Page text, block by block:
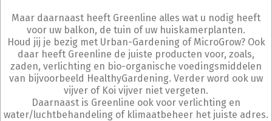
Maar daarnaast heeft Greenline alles wat u nodig heeft
voor uw balkon, de tuin of uw huiskamerplanten.
Houd jij je bezig met Urban-Gardening of MicroGrow? Ook
daar heeft Greenline de juiste producten voor, zoals,
zaden, verlichting en bio-organische voedingsmiddelen
van bijvoorbeeld HealthyGardening. Verder word ook uw
vijver of Koi vijver niet vergeten.
Daarnaast is Greenline ook voor verlichting en
water/luchtbehandeling of klimaatbeheer het juiste adres.